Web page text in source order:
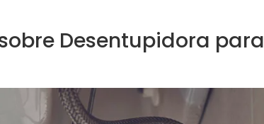
Desentupidora para